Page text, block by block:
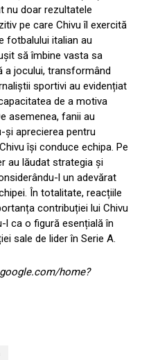
nu doar rezultatele
pe care Chivu îl exercită
fotbalului italian au
să îmbine vasta sa
a jocului, transformând
sportivi au evidențiat
de a motiva
asemenea, fanii au
aprecierea pentru
își conduce echipa. Pe
au lăudat strategia și
l un adevărat
În totalitate, reacțiile
contribuției lui Chivu
l ca o figură esențială în
sale de lider în Serie A.
home?